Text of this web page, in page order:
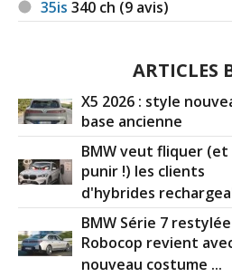
35is 340 ch (9 avis)
ARTICLES
X5 2026 : style
base ancienne
BMW veut fliquer (et
punir !) les clients
d'hybrides
BMW Série 7
Robocop revient
nouveau costume ...